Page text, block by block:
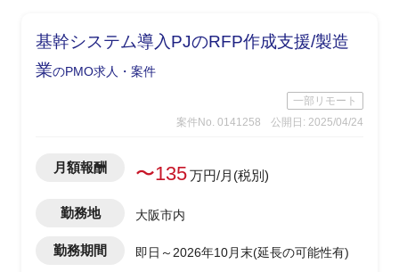
基幹システム導入PJのRFP作成支援/製造
業のPMO求人・案件
一部リモート
案件No. 0141258
公開日: 2025/04/24
月額報酬 〜135万円/月(税別)
勤務地 大阪市内
勤務期間 即日～2026年10月末(延長の可能性有)